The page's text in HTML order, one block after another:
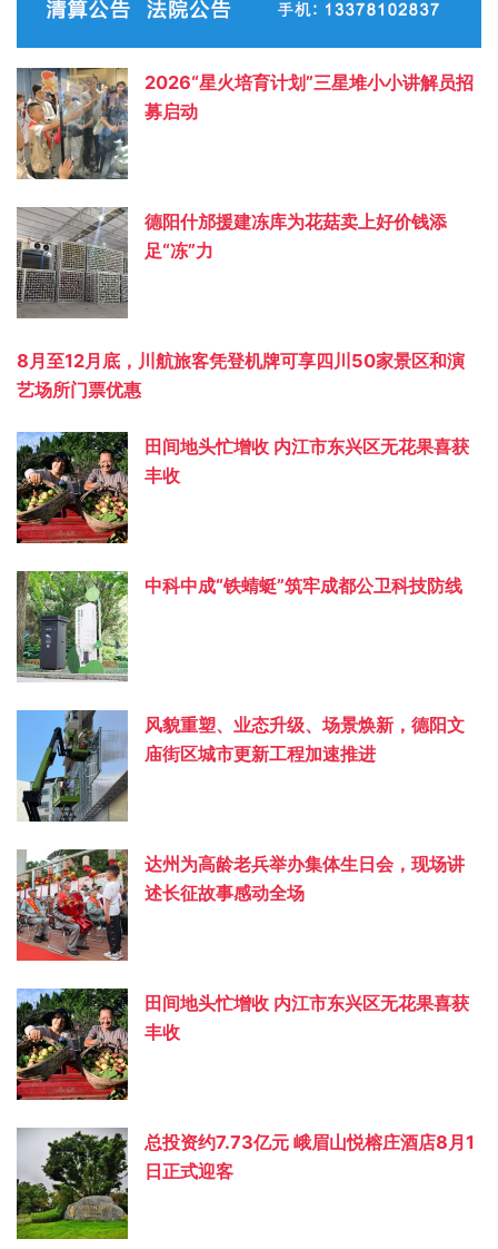
2026“星火培育计划”三星堆小小讲解员招
募启动
德阳什邡援建冻库为花菇卖上好价钱添
足“冻”力
8月至12月底，川航旅客凭登机牌可享四川50家景区和演
艺场所门票优惠
田间地头忙增收 内江市东兴区无花果喜获
丰收
中科中成“铁蜻蜓”筑牢成都公卫科技防线
风貌重塑、业态升级、场景焕新，德阳文
庙街区城市更新工程加速推进
达州为高龄老兵举办集体生日会，现场讲
述长征故事感动全场
田间地头忙增收 内江市东兴区无花果喜获
丰收
总投资约‌7.73亿元 峨眉山悦榕庄酒店8月1
日正式迎客